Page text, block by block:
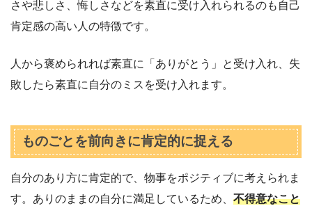
さや悲しさ、悔しさなどを素直に受け入れられるのも自己
肯定感の高い人の特徴です。
人から褒められれば素直に「ありがとう」と受け入れ、失
敗したら素直に自分のミスを受け入れます。
ものごとを前向きに肯定的に捉える
自分のあり方に肯定的で、物事をポジティブに考えられま
す。ありのままの自分に満足しているため、 不得意なこと